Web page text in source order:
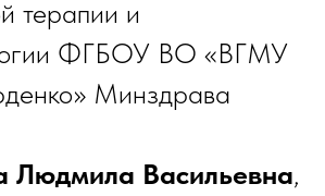
терапии и
ФГБОУ ВО «ВГМУ
Минздрава
Людмила Васильевна,